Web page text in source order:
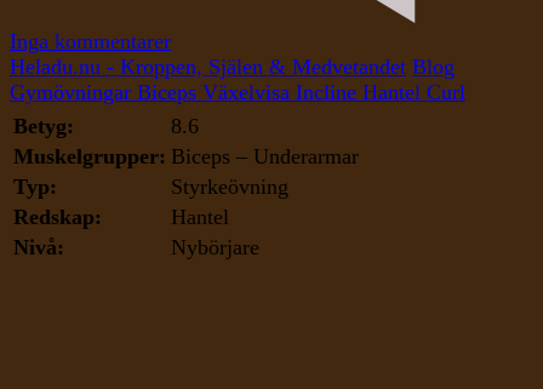
Inga kommentarertill
Växelvisa
Incline
Hantel
Curl
Heladu.nu - Kroppen, Själen & Medvetandet Blog
Gymövningar Biceps Växelvisa Incline Hantel Curl
Betyg:
8.6
Muskelgrupper: Biceps – Underarmar
Typ:
Styrkeövning
Redskap:
Hantel
Nivå:
Nybörjare